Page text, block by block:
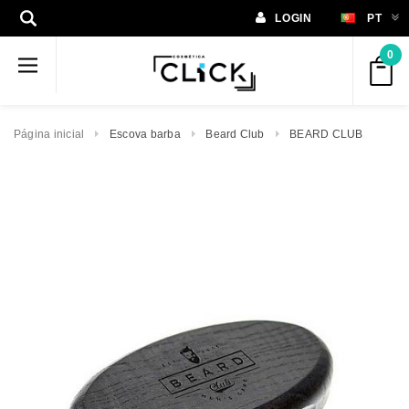
LOGIN PT
0
Página inicial Escova barba Beard Club BEARD CLUB